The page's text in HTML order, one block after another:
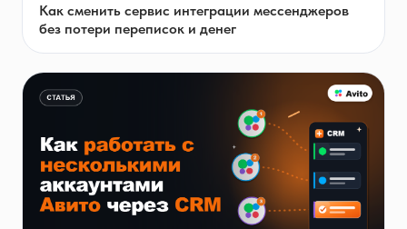
Как сменить сервис интеграции мессенджеров
без потери переписок и денег